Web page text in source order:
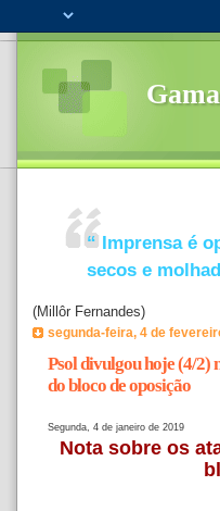
“ Imprensa é
secos e
(Millôr Fernandes)
segunda-feira, 4 de
Psol divulgou hoje (4/2)
do bloco de oposição
Segunda, 4 de janeiro de 2019
Nota sobre os